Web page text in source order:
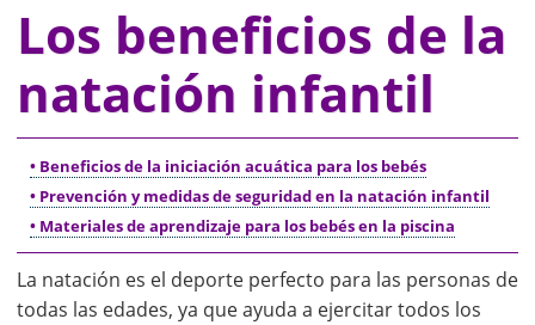
Los beneficios de la
natación infantil
• Beneficios de la iniciación acuática para los bebés
• Prevención y medidas de seguridad en la natación infantil
• Materiales de aprendizaje para los bebés en la piscina
La natación es el deporte perfecto para las personas de
todas las edades, ya que ayuda a ejercitar todos los